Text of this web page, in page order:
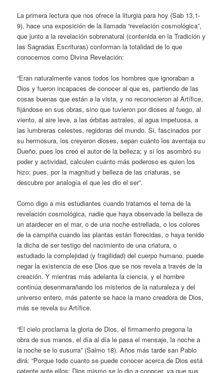
La primera lectura que nos ofrece la liturgia para hoy (Sab 13,1-
9), hace una exposición de la llamada “revelación cosmológica”,
que junto a la revelación sobrenatural (contenida en la Tradición y
las Sagradas Escrituras) conforman la totalidad de lo que
conocemos como Divina Revelación:
“Eran naturalmente vanos todos los hombres que ignoraban a
Dios y fueron incapaces de conocer al que es, partiendo de las
cosas buenas que están a la vista, y no reconocieron al Artífice,
fijándose en sus obras, sino que tuvieron por dioses al fuego, al
viento, al aire leve, a las órbitas astrales, al agua impetuosa, a
las lumbreras celestes, regidoras del mundo. Si, fascinados por
su hermosura, los creyeron dioses, sepan cuánto los aventaja su
Dueño, pues los creó el autor de la belleza; y si los asombró su
poder y actividad, calculen cuánto más poderoso es quien los
hizo; pues, por la magnitud y belleza de las criaturas, se
descubre por analogía el que les dio el ser”.
Como digo a mis estudiantes cuando tratamos el tema de la
revelación cosmológica, nadie que haya observado la belleza de
un atardecer en el mar, o de una noche estrellada, o los colores
de la campiña cuando las plantas están florecidas, o haya tenido
la dicha de ser testigo del nacimiento de una criatura, o
estudiado la complejidad (y fragilidad) del cuerpo humano, puede
negar la existencia de ese Dios que se nos revela a través de la
creación. Y mientras más adelanta la ciencia, y el hombre
continúa desenmarañando los misterios de la naturaleza y del
universo entero, más patente se hace la mano creadora de Dios,
más se revela su Artífice.
“El cielo proclama la gloria de Dios, el firmamento pregona la
obra de sus manos, el día al día le pasa el mensaje, la noche a
la noche se lo susurra” (Salmo 18). Años más tarde san Pablo
dirá: “Porque todo cuanto se puede conocer acerca de Dios está
patente ante ellos: Dios mismo se lo dio a conocer, ya que sus